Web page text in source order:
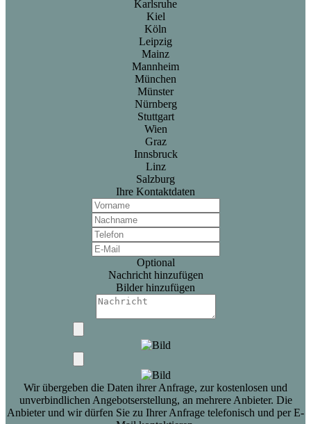
Karlsruhe
Kiel
Köln
Leipzig
Mainz
Mannheim
München
Münster
Nürnberg
Stuttgart
Wien
Graz
Innsbruck
Linz
Salzburg
Ihre Kontaktdaten
Optional
Nachricht hinzufügen
Bilder hinzufügen
Wir übergeben die Daten ihrer Anfrage, zur kostenlosen und
unverbindlichen Angebotserstellung, an mehrere Anbieter. Die
Anbieter und wir dürfen Sie zu Ihrer Anfrage telefonisch und per E-